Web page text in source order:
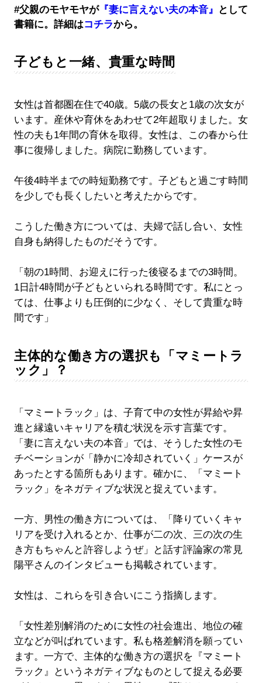
#父親のモヤモヤが『妻に言えない夫の本音』
として
書籍に。詳細はコチラから。
子どもと一緒、貴重な時間
女性は首都圏在住で40歳。5歳の長女と1歳の次女が
います。産休や育休をあわせて2年超取りました。女
性の夫も1年間の育休を取得。女性は、この春から仕
事に復帰しました。病院に勤務しています。
午後4時半までの時短勤務です。子どもと過ごす時間
を少しでも長くしたいと考えたからです。
こうした働き方については、夫婦で話し合い、女性
自身も納得したものだそうです。
「朝の1時間、お迎えに行った後寝るまでの3時間。
1日計4時間が子どもといられる時間です。私にとっ
ては、仕事よりも圧倒的に少なく、そして貴重な時
間です」
主体的な働き方の選択も「マミートラ
ック」？
「マミートラック」は、子育て中の女性が昇給や昇
進と縁遠いキャリアを積む状況を示す言葉です。
「妻に言えない夫の本音」では、そうした女性のモ
チベーションが「静かに冷却されていく」ケースが
あったとする箇所もあります。確かに、「マミート
ラック」をネガティブな状況と捉えています。
一方、男性の働き方については、「降りていくキャ
リアを受け入れるとか、仕事が二の次、三の次の生
き方もちゃんと許容しようぜ」と話す評論家の常見
陽平さんのインタビューも掲載されています。
女性は、これらを引き合いにこう指摘します。
「女性差別解消のために女性の社会進出、地位の確
立などが叫ばれています。私も格差解消を願ってい
ます。一方で、主体的な働き方の選択を『マミート
ラック』というネガティブなものとして捉える必要